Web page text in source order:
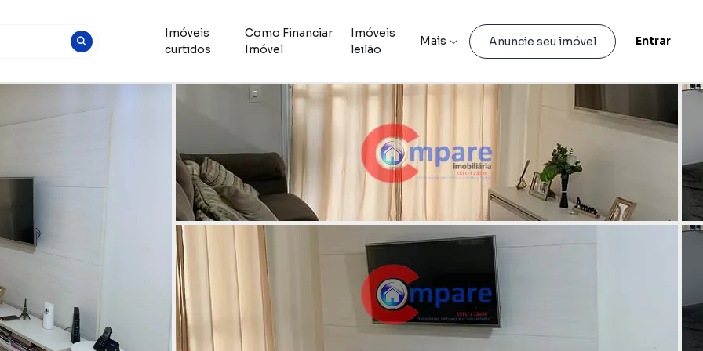
Imóveis
curtidos
Como Financiar
Imóvel
Imóveis
leilão
Mais Anuncie seu imóvel Entrar